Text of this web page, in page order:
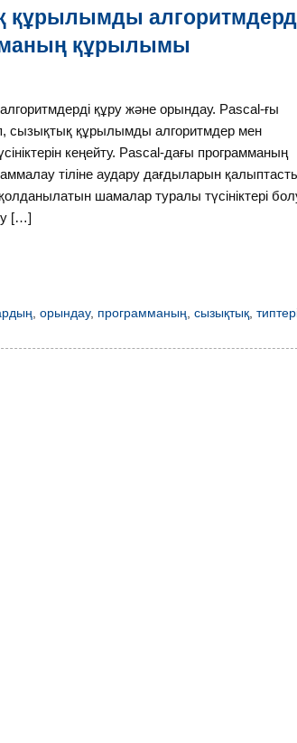
құрылымды
құрылымы
құру және орындау. Pascal-ғы
құрылымды алгоритмдер мен
кеңейту. Pascal-дағы программаның
тіліне аудару дағдыларын
шамалар туралы түсініктері
[…]
,орындау, программаның,сызықтық,